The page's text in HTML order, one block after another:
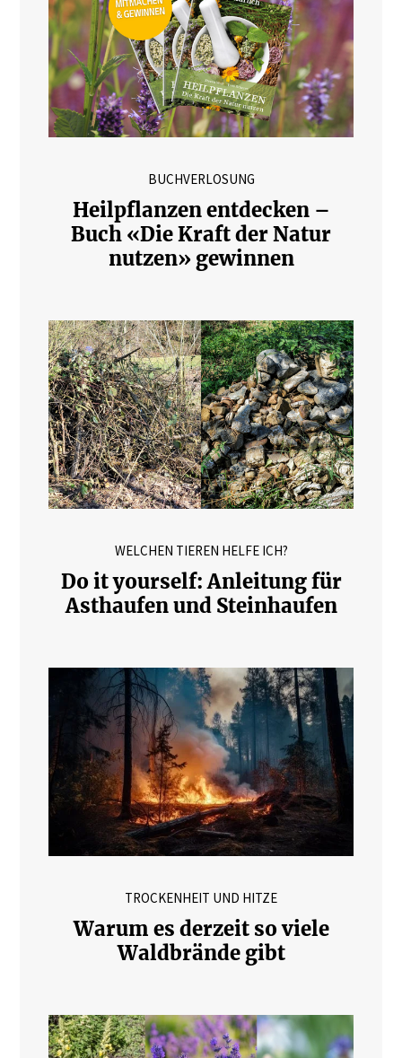
BUCHVERLOSUNG
Heilpflanzen entdecken –
Buch «Die Kraft der Natur
nutzen» gewinnen
WELCHEN TIEREN HELFE ICH?
Do it yourself: Anleitung für
Asthaufen und Steinhaufen
TROCKENHEIT UND HITZE
Warum es derzeit so viele
Waldbrände gibt